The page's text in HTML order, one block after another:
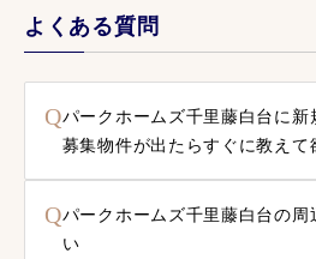
よくある質問
Qパークホームズ千里藤白台に新
募集物件が出たらすぐに教えて
Qパークホームズ千里藤白台の周
い